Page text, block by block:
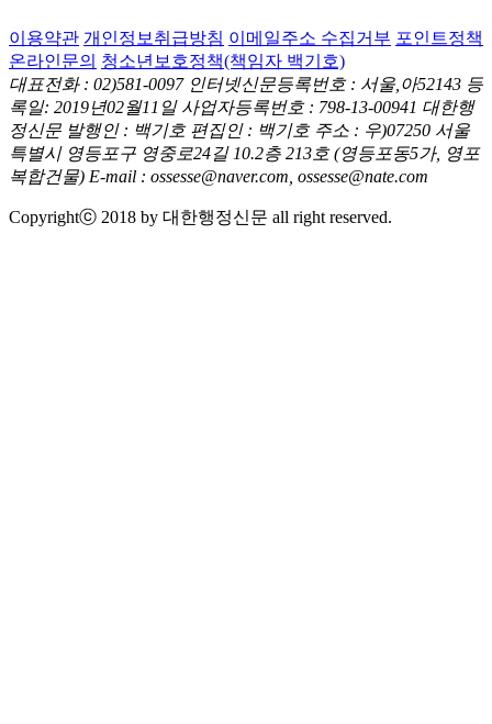
이용약관 개인정보취급방침 이메일주소 수집거부 포인트정책
온라인문의 청소년보호정책(책임자 백기호)
대표전화 : 02)581-0097 인터넷신문등록번호 : 서울,아52143 등
록일: 2019년02월11일 사업자등록번호 : 798-13-00941 대한행
정신문 발행인 : 백기호 편집인 : 백기호 주소 : 우)07250 서울
특별시 영등포구 영중로24길 10.2층 213호 (영등포동5가, 영포
복합건물) E-mail : ossesse@naver.com, ossesse@nate.com
Copyrightⓒ 2018 by 대한행정신문 all right reserved.